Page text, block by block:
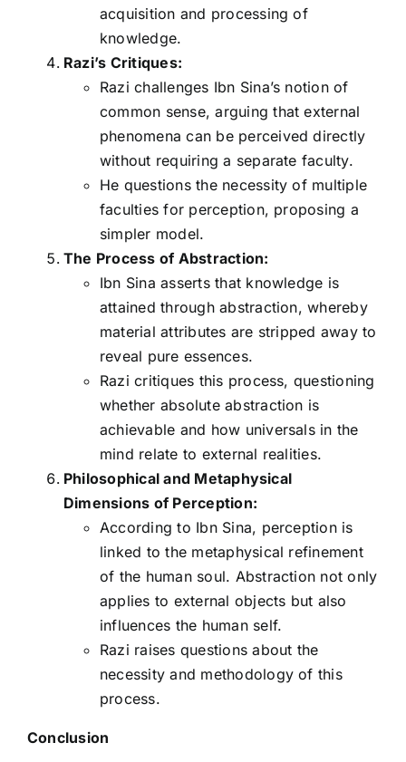
acquisition and processing of
knowledge.
Razi’s Critiques:
Razi challenges Ibn Sina’s notion of
common sense, arguing that external
phenomena can be perceived directly
without requiring a separate faculty.
He questions the necessity of multiple
faculties for perception, proposing a
simpler model.
The Process of Abstraction:
Ibn Sina asserts that knowledge is
attained through abstraction, whereby
material attributes are stripped away to
reveal pure essences.
Razi critiques this process, questioning
whether absolute abstraction is
achievable and how universals in the
mind relate to external realities.
Philosophical and Metaphysical
Dimensions of Perception:
According to Ibn Sina, perception is
linked to the metaphysical refinement
of the human soul. Abstraction not only
applies to external objects but also
influences the human self.
Razi raises questions about the
necessity and methodology of this
process.
Conclusion